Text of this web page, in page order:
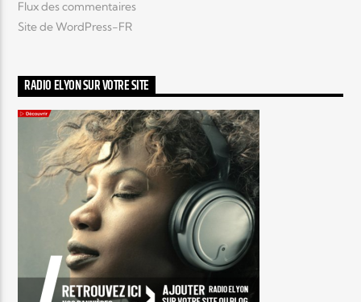
Flux des commentaires
Site de WordPress-FR
RADIO ELYON SUR VOTRE SITE